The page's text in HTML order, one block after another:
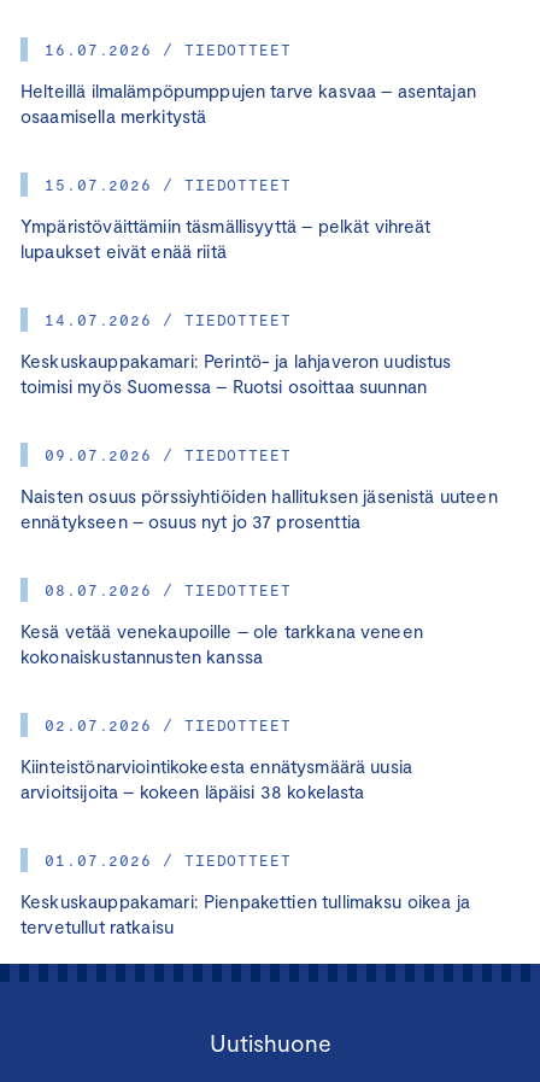
16.07.2026 / TIEDOTTEET
Helteillä ilmalämpöpumppujen tarve kasvaa – asentajan
osaamisella merkitystä
15.07.2026 / TIEDOTTEET
Ympäristöväittämiin täsmällisyyttä – pelkät vihreät
lupaukset eivät enää riitä
14.07.2026 / TIEDOTTEET
Keskuskauppakamari: Perintö- ja lahjaveron uudistus
toimisi myös Suomessa – Ruotsi osoittaa suunnan
09.07.2026 / TIEDOTTEET
Naisten osuus pörssiyhtiöiden hallituksen jäsenistä uuteen
ennätykseen – osuus nyt jo 37 prosenttia
08.07.2026 / TIEDOTTEET
Kesä vetää venekaupoille – ole tarkkana veneen
kokonaiskustannusten kanssa
02.07.2026 / TIEDOTTEET
Kiinteistönarviointikokeesta ennätysmäärä uusia
arvioitsijoita – kokeen läpäisi 38 kokelasta
01.07.2026 / TIEDOTTEET
Keskuskauppakamari: Pienpakettien tullimaksu oikea ja
tervetullut ratkaisu
Uutishuone